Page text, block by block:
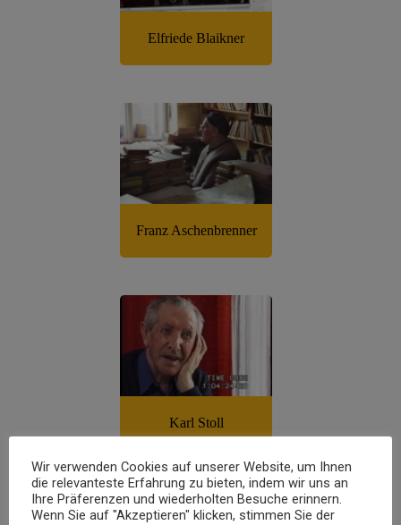
Wir verwenden Cookies auf unserer Website, um Ihnen
die relevanteste Erfahrung zu bieten, indem wir uns an
Ihre Präferenzen und wiederholten Besuche erinnern.
Wenn Sie auf "Akzeptieren" klicken, stimmen Sie der